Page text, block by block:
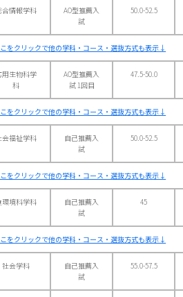
合情報学科
AO型推薦入
試
50.0-52.5
をクリックで他の学科・コース・選抜方式も表示↓
用生物科学
科
AO型推薦入
試 1回目
47.5-50.0
をクリックで他の学科・コース・選抜方式も表示↓
会福祉学科
自己推薦入
試
50.0-52.5
をクリックで他の学科・コース・選抜方式も表示↓
環境科学科
自己推薦入
試
45
をクリックで他の学科・コース・選抜方式も表示↓
社会学科
自己推薦入
試
55.0-57.5